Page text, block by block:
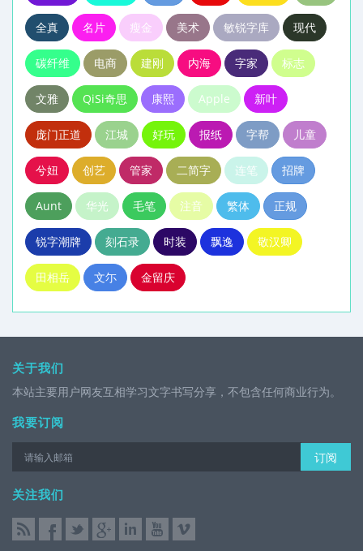
全真 名片 瘦金 美术 敏锐字库 现代
碳纤维 电商 建刚 内海 字家 标志
文雅 QiSi奇思 康熙 Apple 新叶
庞门正道 江城 好玩 报纸 字帮 儿童
兮妞 创艺 管家 二简字 连笔 招牌
Aunt 华光 毛笔 注音 繁体 正规
锐字潮牌 刻石录 时装 飘逸 敬汉卿
田相岳 文尓 金留庆
关于我们
本站主要用户网友互相学习文字书写分享，不包含任何商业行为。
我要订阅
订阅
关注我们